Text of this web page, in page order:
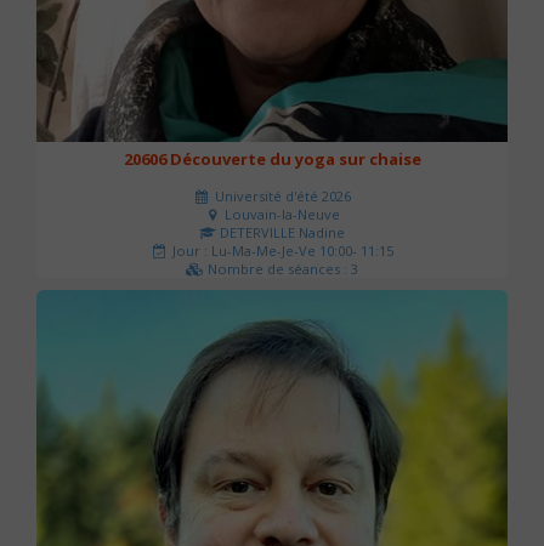
20606 Découverte du yoga sur chaise
Université d'été 2026
Louvain-la-Neuve
DETERVILLE Nadine
Jour : Lu-Ma-Me-Je-Ve 10:00- 11:15
Nombre de séances : 3
30 €